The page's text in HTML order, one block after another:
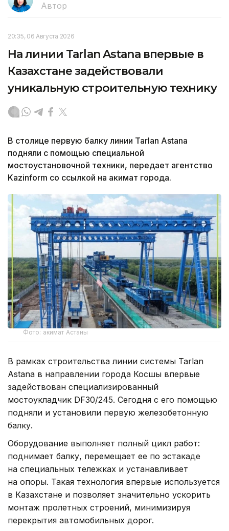
Автор
20:35, 06 Августа 2026
На линии Tarlan Astana впервые в
Казахстане задействовали
уникальную строительную технику
В столице первую балку линии Tarlan Astana
подняли с помощью специальной
мостоустановочной техники, передает агентство
Kazinform со ссылкой на акимат города.
Фото: акимат Астаны
В рамках строительства линии системы Tarlan
Astana в направлении города Косшы впервые
задействован специализированный
мостоукладчик DF30/245. Сегодня с его помощью
подняли и установили первую железобетонную
балку.
Оборудование выполняет полный цикл работ:
поднимает балку, перемещает ее по эстакаде
на специальных тележках и устанавливает
на опоры. Такая технология впервые используется
в Казахстане и позволяет значительно ускорить
монтаж пролетных строений, минимизируя
перекрытия автомобильных дорог.